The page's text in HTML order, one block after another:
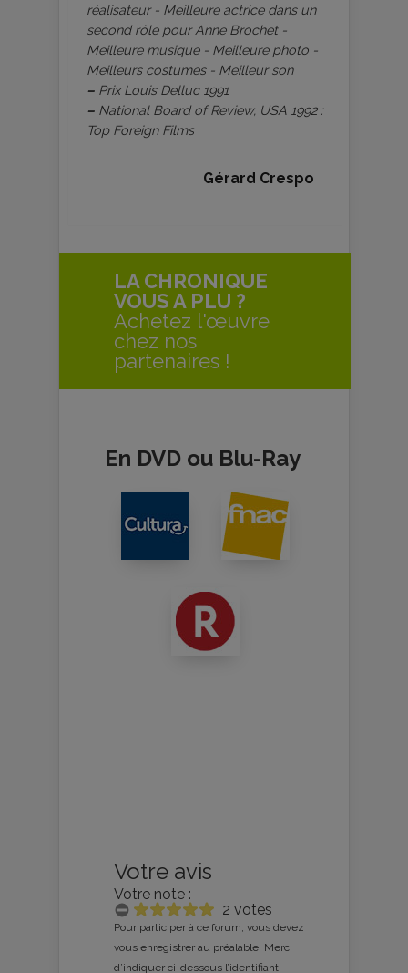
réalisateur - Meilleure actrice dans un
second rôle pour Anne Brochet -
Meilleure musique - Meilleure photo -
Meilleurs costumes - Meilleur son
– Prix Louis Delluc 1991
– National Board of Review, USA 1992 :
Top Foreign Films
Gérard Crespo
LA CHRONIQUE
VOUS A PLU ?
Achetez l'œuvre
chez nos
partenaires !
En DVD ou Blu-Ray
Votre avis
Votre note :
2 votes
Pour participer à ce forum, vous devez
vous enregistrer au préalable. Merci
d’indiquer ci-dessous l’identifiant